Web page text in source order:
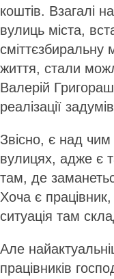
коштів. Взагалі
вулиць міста,
сміттєзбиральну
життя, стали
Валерій
реалізації
Звісно, є над
вулицях, адже є
там, де
Хоча є
ситуація там
Але
працівників